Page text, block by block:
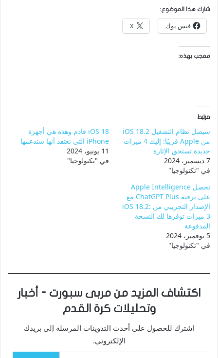
شارك هذا الموضوع:
فيس بوك X
معجب بهذه:
مرتبط
سيصل نظام التشغيل iOS 18.2
من Apple قريبًا: إليك 4 ميزات
جديدة تستحق الإثارة
7 ديسمبر، 2024
في "تكنولوجيا"
iOS 18 قادم وهذه هي أجهزة
iPhone التي نعتقد أنها ستدعمها
11 يونيو، 2024
في "تكنولوجيا"
تحصل Apple Intelligence
على ترقية ChatGPT Plus مع
الإصدار التجريبي من iOS 18.2:
3 ميزات توفرها لك النسخة
المدفوعة
5 نوفمبر، 2024
في "تكنولوجيا"
اكتشاف المزيد من مربى سبورت - أخبار
وتحليلات كرة القدم
اشترك للحصول على أحدث التدوينات المرسلة إلى بريدك
الإلكتروني.
كتابة بريدك الإلكتروني...